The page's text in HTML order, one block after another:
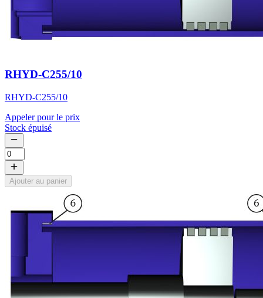
RHYD-C255/10
RHYD-C255/10
Appeler pour le prix
Stock épuisé
Ajouter au panier